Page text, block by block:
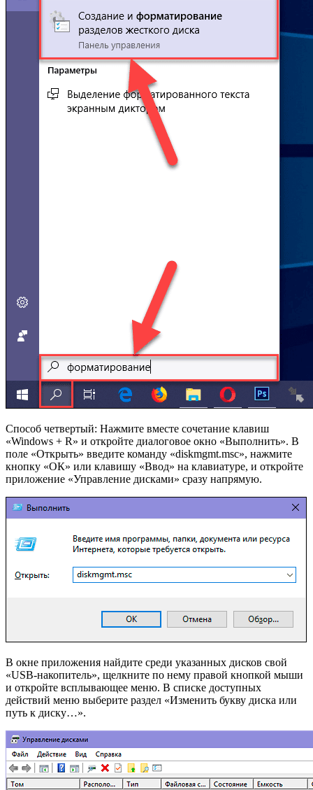
Способ четвертый: Нажмите вместе сочетание клавиш
«Windows + R» и откройте диалоговое окно «Выполнить». В
поле «Открыть» введите команду «diskmgmt.msc», нажмите
кнопку «ОК» или клавишу «Ввод» на клавиатуре, и откройте
приложение «Управление дисками» сразу напрямую.
В окне приложения найдите среди указанных дисков свой
«USB-накопитель», щелкните по нему правой кнопкой мыши
и откройте всплывающее меню. В списке доступных
действий меню выберите раздел «Изменить букву диска или
путь к диску…».